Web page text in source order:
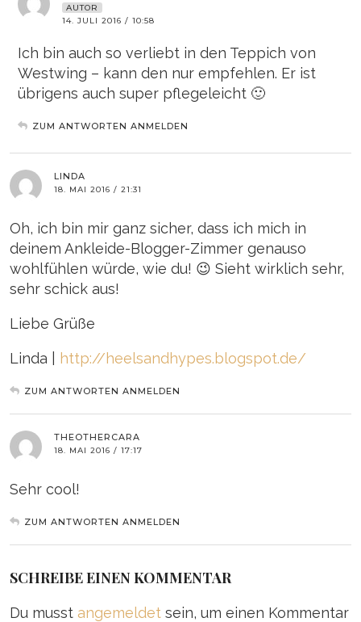
AUTOR
14. JULI 2016 / 10:58
Ich bin auch so verliebt in den Teppich von
Westwing – kann den nur empfehlen. Er ist
übrigens auch super pflegeleicht 🙂
ZUM ANTWORTEN ANMELDEN
LINDA
18. MAI 2016 / 21:31
Oh, ich bin mir ganz sicher, dass ich mich in
deinem Ankleide-Blogger-Zimmer genauso
wohlfühlen würde, wie du! 😉 Sieht wirklich sehr,
sehr schick aus!
Liebe Grüße
Linda | http://heelsandhypes.blogspot.de/
ZUM ANTWORTEN ANMELDEN
THEOTHERCARA
18. MAI 2016 / 17:17
Sehr cool!
ZUM ANTWORTEN ANMELDEN
SCHREIBE EINEN KOMMENTAR
Du musst angemeldet sein, um einen Kommentar